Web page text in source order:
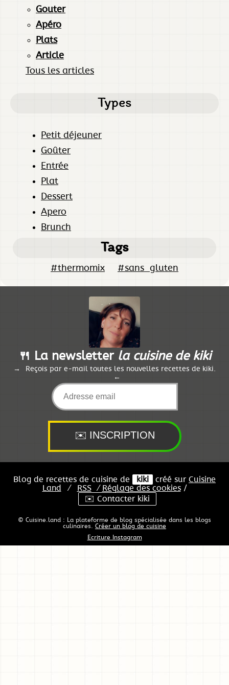
Gouter
Apéro
Plats
Article
Tous les articles
Types
Petit déjeuner
Goûter
Entrée
Plat
Dessert
Apero
Brunch
Tags
#thermomix #sans_gluten
🍴 La newsletter la cuisine de kiki
Reçois par e-mail toutes les nouvelles recettes de kiki.
Blog de recettes de cuisine de kiki créé sur Cuisine
Land
⁄ RSS ⁄ Réglage des cookies/
✉️ Contacter kiki
© Cuisine.land : La plateforme de blog spécialisée dans les blogs
culinaires. Créer un blog de cuisine
Ecriture Instagram